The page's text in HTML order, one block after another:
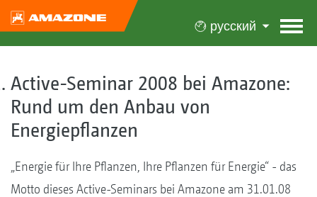
русский
Active-Seminar 2008 bei Amazone:
Rund um den Anbau von
Energiepflanzen
„Energie für Ihre Pflanzen, Ihre Pflanzen für Energie“ - das
Motto dieses Active-Seminars bei Amazone am 31.01.08